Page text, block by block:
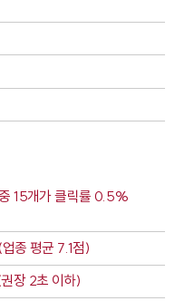
15개가 클릭률 0.5%
종 평균 7.1점)
장 2초 이하)